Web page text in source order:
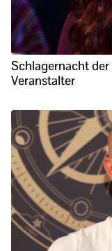
Schlagernacht
Veranstalter